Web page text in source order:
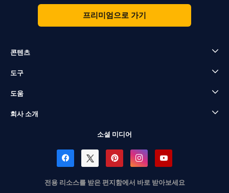
프리미엄으로 가기
콘텐츠
도구
도움
회사 소개
소셜 미디어
전용 리소스를 받은 편지함에서 바로 받아보세요